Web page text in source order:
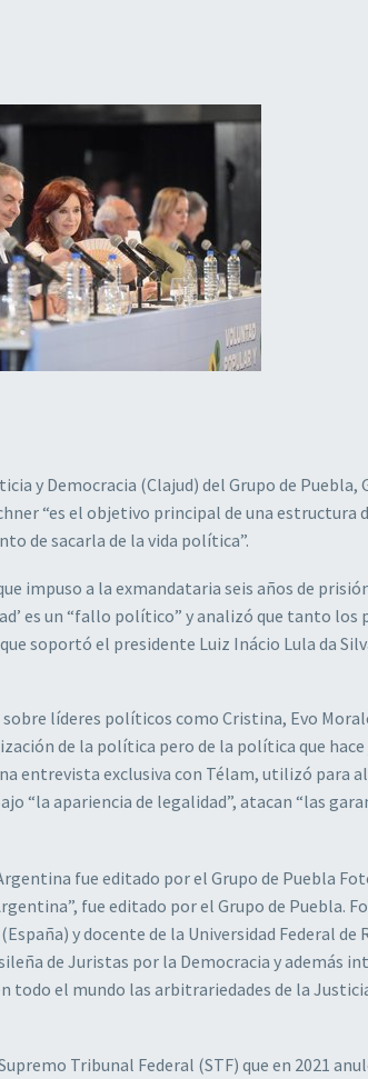
y Democracia (Clajud) del Grupo de Puebla,
“es el objetivo principal de una estructura
de sacarla de la vida política”.
impuso a la exmandataria seis años de
es un “fallo político” y analizó que tanto los
soportó el presidente Luiz Inácio Lula da
líderes políticos como Cristina, Evo
de la política pero de la política que hace
entrevista exclusiva con Télam, utilizó para
“la apariencia de legalidad”, atacan “las
fue editado por el Grupo de Puebla.
y docente de la Universidad Federal de
de Juristas por la Democracia y además
todo el mundo las arbitrariedades de la
Tribunal Federal (STF) que en 2021